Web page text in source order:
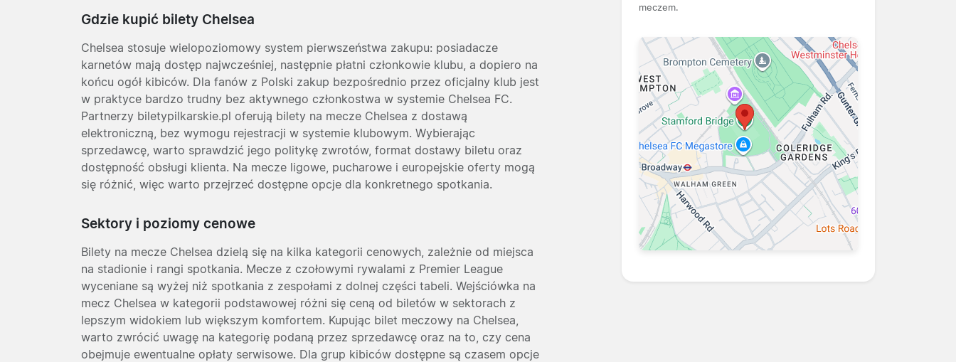
Gdzie kupić bilety Chelsea
Chelsea stosuje wielopoziomowy system pierwszeństwa zakupu: posiadacze
karnetów mają dostęp najwcześniej, następnie płatni członkowie klubu, a dopiero na
końcu ogół kibiców. Dla fanów z Polski zakup bezpośrednio przez oficjalny klub jest
w praktyce bardzo trudny bez aktywnego członkostwa w systemie Chelsea FC.
Partnerzy biletypilkarskie.pl oferują bilety na mecze Chelsea z dostawą
elektroniczną, bez wymogu rejestracji w systemie klubowym. Wybierając
sprzedawcę, warto sprawdzić jego politykę zwrotów, format dostawy biletu oraz
dostępność obsługi klienta. Na mecze ligowe, pucharowe i europejskie oferty mogą
się różnić, więc warto przejrzeć dostępne opcje dla konkretnego spotkania.
Sektory i poziomy cenowe
Bilety na mecze Chelsea dzielą się na kilka kategorii cenowych, zależnie od miejsca
na stadionie i rangi spotkania. Mecze z czołowymi rywalami z Premier League
wyceniane są wyżej niż spotkania z zespołami z dolnej części tabeli. Wejściówka na
mecz Chelsea w kategorii podstawowej różni się ceną od biletów w sektorach z
lepszym widokiem lub większym komfortem. Kupując bilet meczowy na Chelsea,
warto zwrócić uwagę na kategorię podaną przez sprzedawcę oraz na to, czy cena
obejmuje ewentualne opłaty serwisowe. Dla grup kibiców dostępne są czasem opcje
meczem.